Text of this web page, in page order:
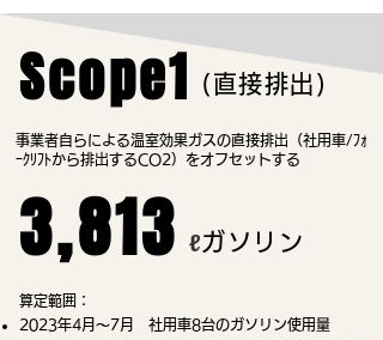
Scope1 (直接排出)
事業者自らによる温室効果ガスの直接排出（社用車/ﾌｫ
ｰｸﾘﾌﾄから排出するCO2）をオフセットする
3,813 ℓガソリン
算定範囲：
2023年4月～7月 社用車8台のガソリン使用量